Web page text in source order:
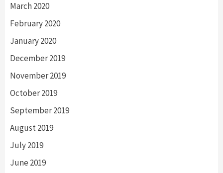
March 2020
February 2020
January 2020
December 2019
November 2019
October 2019
September 2019
August 2019
July 2019
June 2019